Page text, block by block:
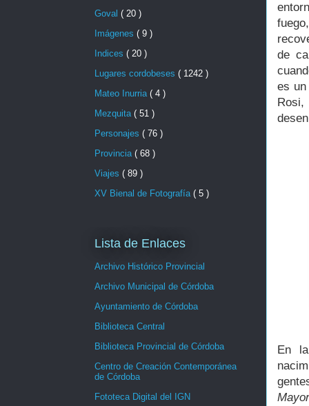
de
es
Rosi,
En
Goval ( 20 )
Imágenes ( 9 )
Indices ( 20 )
Lugares cordobeses ( 1242 )
Mateo Inurria ( 4 )
Mezquita ( 51 )
Personajes ( 76 )
Provincia ( 68 )
Viajes ( 89 )
XV Bienal de Fotografía ( 5 )
Lista de Enlaces
Archivo Histórico Provincial
Archivo Municipal de Córdoba
Ayuntamiento de Córdoba
Biblioteca Central
Biblioteca Provincial de Córdoba
Centro de Creación Contemporánea
de Córdoba
Fototeca Digital del IGN